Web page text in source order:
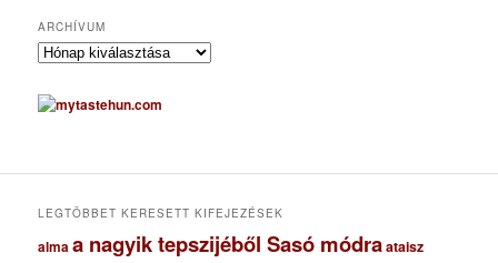
ARCHÍVUM
A
c
h
u
LEGTÖBBET KERESETT KIFEJEZÉSEK
almaa nagyik tepszijéből Sasó módraataisz